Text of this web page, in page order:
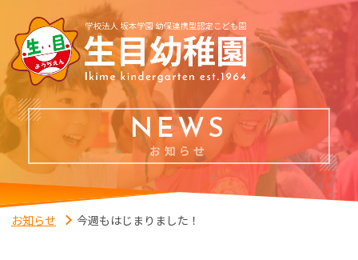
NEWS
お知らせ
お知らせ 今週もはじまりました！